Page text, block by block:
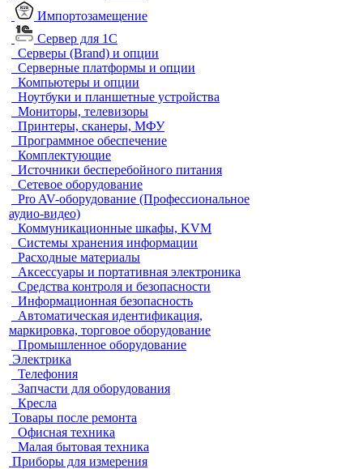
Импортозамещение
Сервер для 1С
Серверы (Brand) и опции
Серверные платформы и опции
Компьютеры и опции
Ноутбуки и планшетные устройства
Мониторы, телевизоры
Принтеры, сканеры, МФУ
Программное обеспечение
Комплектующие
Источники бесперебойного питания
Сетевое оборудование
Pro AV-оборудование (Профессиональное
аудио-видео)
Коммуникационные шкафы, KVM
Системы хранения информации
Расходные материалы
Аксессуары и портативная электроника
Средства контроля и безопасности
Информационная безопасность
Автоматическая идентификация,
маркировка, торговое оборудование
Промышленное оборудование
Электрика
Телефония
Запчасти для оборудования
Кресла
Товары после ремонта
Офисная техника
Малая бытовая техника
Приборы для измерения